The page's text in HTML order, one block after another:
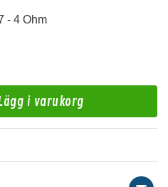
- 4 Ohm
i varukorg